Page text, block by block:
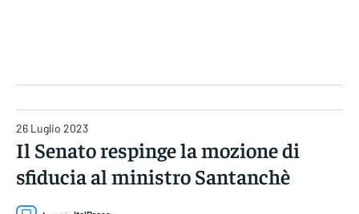
26 Luglio 2023
Il Senato respinge la mozione di
sfiducia al ministro Santanchè